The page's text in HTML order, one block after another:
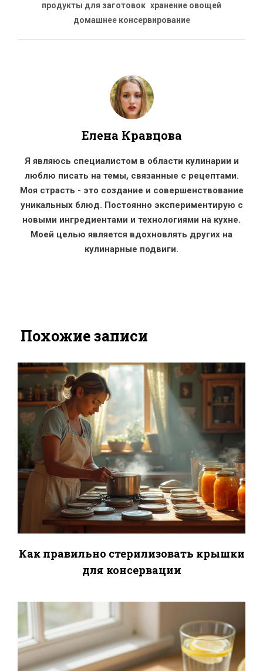
продукты для заготовок хранение овощей
домашнее консервирование
Елена Кравцова
Я являюсь специалистом в области кулинарии и
люблю писать на темы, связанные с рецептами.
Моя страсть - это создание и совершенствование
уникальных блюд. Постоянно экспериментирую с
новыми ингредиентами и технологиями на кухне.
Моей целью является вдохновлять других на
кулинарные подвиги.
Похожие записи
Как правильно стерилизовать крышки
для консервации